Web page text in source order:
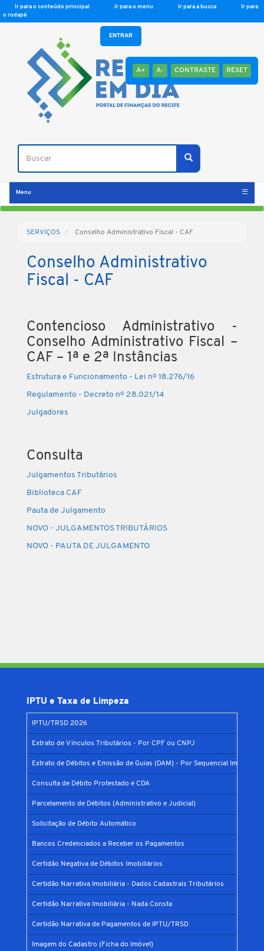
Ir para o conteúdo principal Ir para o menu Ir para a busca
Ir para
o rodapé
A+ A- CONTRASTE RESET
Buscar
Buscar
ENTRAR
Menu
SERVIÇOS Conselho Administrativo Fiscal - CAF
Conselho Administrativo
Fiscal - CAF
Contencioso Administrativo -
Conselho Administrativo Fiscal –
CAF – 1ª e 2ª Instâncias
Estrutura e Funcionamento - Lei nº 18.276/16
Regulamento - Decreto nº 28.021/14
Julgadores
Consulta
Julgamentos Tributários
Biblioteca CAF
Pauta de Julgamento
NOVO - JULGAMENTOS TRIBUTÁRIOS
NOVO - PAUTA DE JULGAMENTO
IPTU e Taxa de Limpeza
IPTU/TRSD 2026
Extrato de Vínculos Tributários - Por CPF ou CNPJ
Extrato de Débitos e Emissão de Guias (DAM) - Por Sequencial Imobiliário
Consulta de Débito Protestado e CDA
Parcelamento de Débitos (Administrativo e Judicial)
Solicitação de Débito Automático
Bancos Credenciados a Receber os Pagamentos
Certidão Negativa de Débitos Imobiliários
Certidão Narrativa Imobiliária - Dados Cadastrais Tributários
Certidão Narrativa Imobiliária - Nada Consta
Certidão Narrativa de Pagamentos de IPTU/TRSD
Imagem do Cadastro (Ficha do Imóvel)